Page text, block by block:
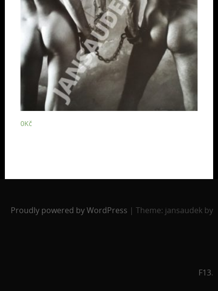
0Kč
Proudly powered by WordPress | Theme: jansaudek by
F13.